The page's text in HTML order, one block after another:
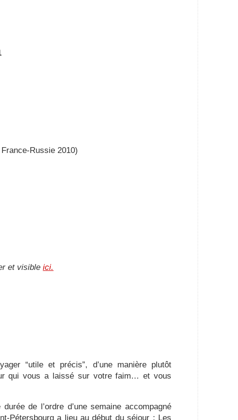
Russie 2010)
et visible ici.
“utile et précis”, d’une manière plutôt
qui vous a laissé sur votre faim… et vous
durée de l’ordre d’une semaine accompagné
Pétersbourg a lieu au début du séjour : Les